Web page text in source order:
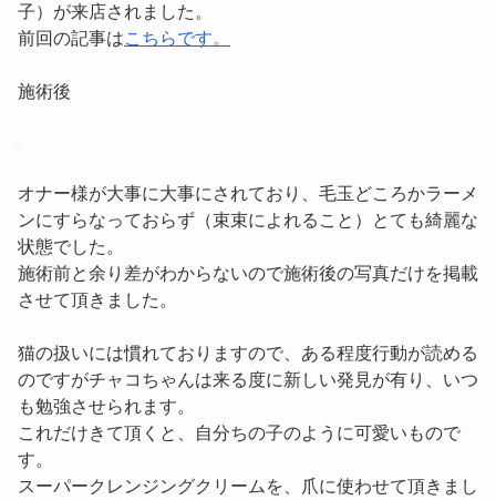
子）が来店されました。
前回の記事はこちらです。
施術後
オナー様が大事に大事にされており、毛玉どころかラーメ
ンにすらなっておらず（束束によれること）とても綺麗な
状態でした。
施術前と余り差がわからないので施術後の写真だけを掲載
させて頂きました。
猫の扱いには慣れておりますので、ある程度行動が読める
のですがチャコちゃんは来る度に新しい発見が有り、いつ
も勉強させられます。
これだけきて頂くと、自分ちの子のように可愛いもので
す。
スーパークレンジングクリームを、爪に使わせて頂きまし